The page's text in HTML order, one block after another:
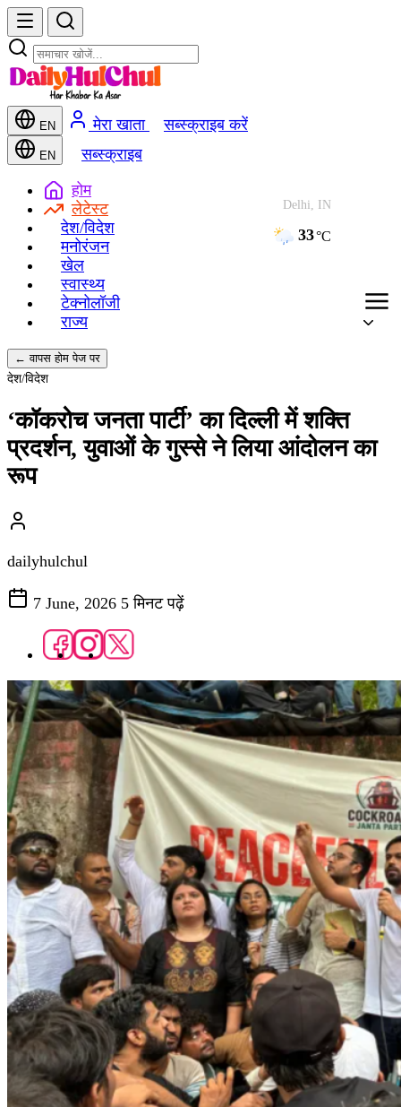
EN मेरा खाता सब्स्क्राइब करें
EN सब्स्क्राइब
Delhi, IN
33°C
होम
लेटेस्ट
देश/विदेश
मनोरंजन
खेल
स्वास्थ्य
टेक्नोलॉजी
राज्य
← वापस होम पेज पर
देश/विदेश
‘कॉकरोच जनता पार्टी’ का दिल्ली में शक्ति
प्रदर्शन, युवाओं के गुस्से ने लिया आंदोलन का
रूप
dailyhulchul
7 June, 2026 5 मिनट पढ़ें